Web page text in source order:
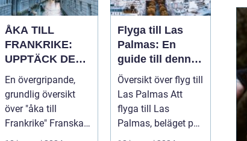
ÅKA TILL
FRANKRIKE:
UPPTÄCK DEN
MÅNGFALDIGA
SKÖNHETEN
En övergripande,
grundlig översikt
över "åka till
Frankrike" Franska
republiken, känt
Flyga till Las
Palmas: En
guide till denna
populära
destination
Översikt över flyg till
Las Palmas Att
flyga till Las
Palmas, beläget på
Gran Canaria i